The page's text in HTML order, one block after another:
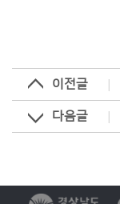
이전글
다음글